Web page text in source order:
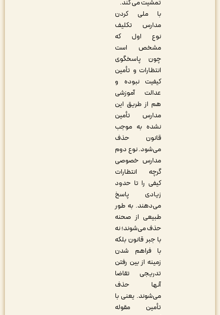
تمشیت می کند.
با ملی کردن
مدارس تکلیف
نوع اول که
مشخص است
چون پاسخگوی
انتظارات و تأمین
کیفیت نبوده و
عدالت آموزشی
هم از طریق این
مدارس تأمین
نشده به موجب
قانون حذف
می‌شود. نوع دوم
مدارس خصوصی
گرچه انتظارات
کیفی را تا حدود
زیادی پاسخ
می‌دهند. به طور
طبیعی از صحنه
حذف می‌شوند؛ نه
با جبر قانون بلکه
با فراهم شدن
زمینه از بین رفتن
تدریجی تقاضا
آنها حذف
می‌شوند. یعنی با
تأمین مقوله